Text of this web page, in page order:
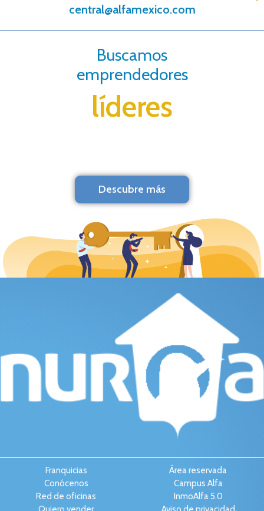
central@alfamexico.com
Buscamos
emprendedores
líderes
Descubre más
Franquicias
Conócenos
Red de oficinas
Área reservada
Campus Alfa
InmoAlfa 5.0